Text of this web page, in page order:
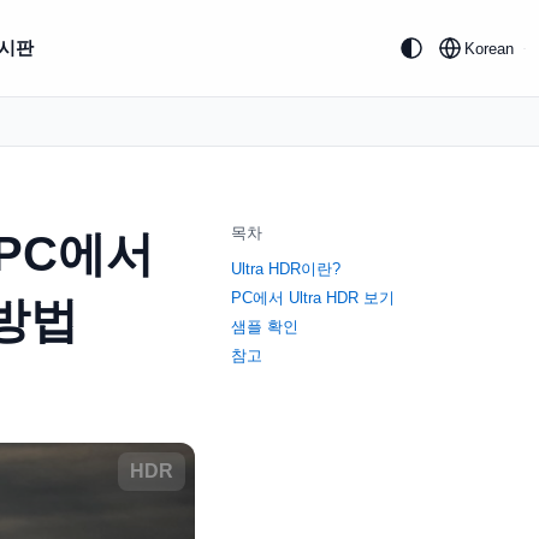
판 Korean
목차
Ultra HDR이란?
PC에서 Ultra HDR 보기
샘플 확인
참고
에서
법
HDR